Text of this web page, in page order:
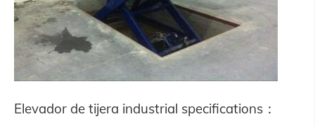
Elevador de tijera industrial specifications：